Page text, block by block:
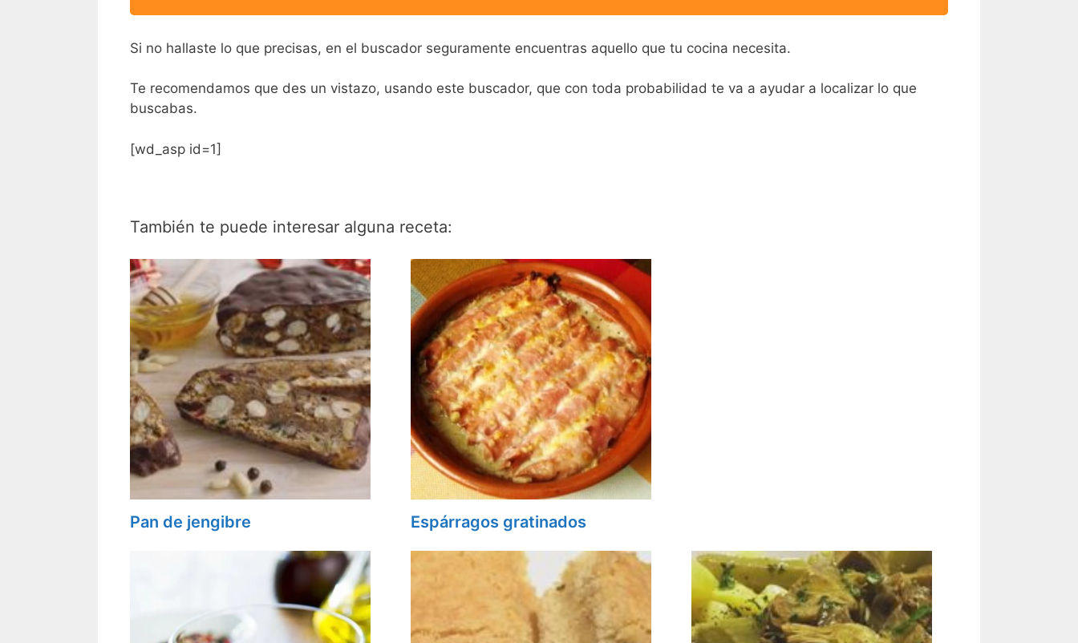
Si no hallaste lo que precisas, en el buscador seguramente encuentras aquello que tu cocina necesita.
Te recomendamos que des un vistazo, usando este buscador, que con toda probabilidad te va a ayudar a localizar lo que
buscabas.
[wd_asp id=1]
También te puede interesar alguna receta:
Pan de jengibre Espárragos gratinados